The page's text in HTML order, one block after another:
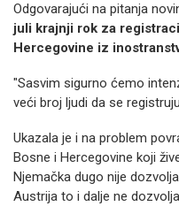
Odgovarajući na pitanja
juli krajnji rok za
Hercegovine iz
"Sasvim sigurno ćemo
veći broj ljudi da se
Ukazala je i na problem
Bosne i Hercegovine koji
Njemačka dugo nije
Austrija to i dalje ne